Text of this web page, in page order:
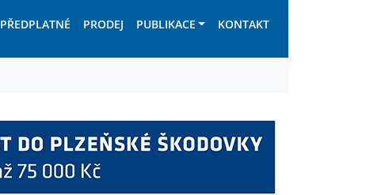
PŘEDPLATNÉ PRODEJ PUBLIKACE KONTAKT